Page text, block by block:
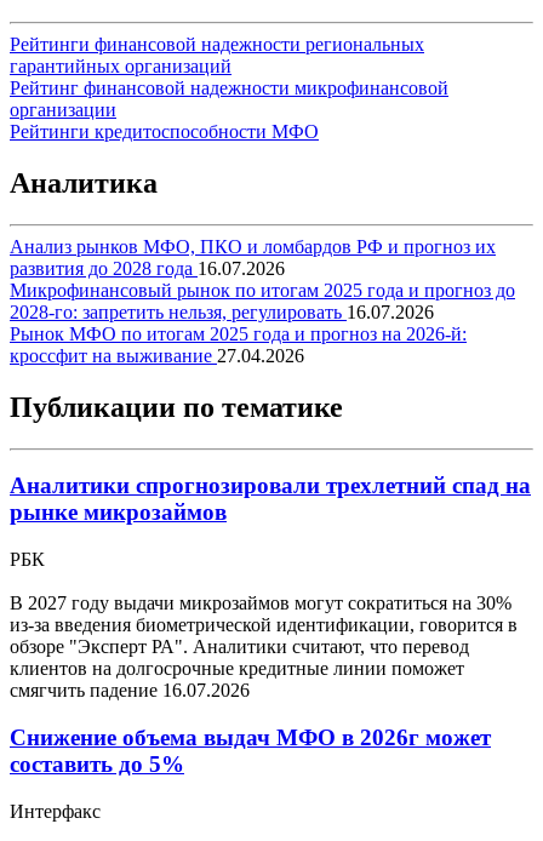
Рейтинги финансовой надежности региональных
гарантийных организаций
Рейтинг финансовой надежности микрофинансовой
организации
Рейтинги кредитоспособности МФО
Аналитика
Анализ рынков МФО, ПКО и ломбардов РФ и прогноз их
развития до 2028 года 16.07.2026
Микрофинансовый рынок по итогам 2025 года и прогноз до
2028-го: запретить нельзя, регулировать 16.07.2026
Рынок МФО по итогам 2025 года и прогноз на 2026-й:
кроссфит на выживание 27.04.2026
Публикации по тематике
Аналитики спрогнозировали трехлетний спад на
рынке микрозаймов
РБК
В 2027 году выдачи микрозаймов могут сократиться на 30%
из-за введения биометрической идентификации, говорится в
обзоре "Эксперт РА". Аналитики считают, что перевод
клиентов на долгосрочные кредитные линии поможет
смягчить падение 16.07.2026
Снижение объема выдач МФО в 2026г может
составить до 5%
Интерфакс